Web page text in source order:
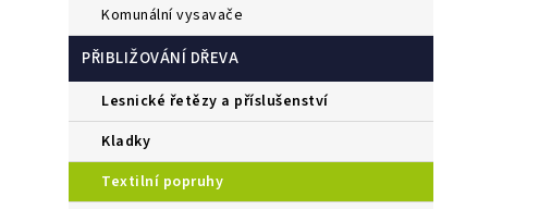
komunální vysavače
PŘIBLIŽOVÁNÍ DŘEVA
lesnické řetězy a příslušenství
kladky
textilní popruhy